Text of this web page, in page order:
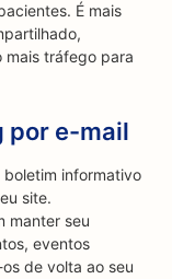
É mais
mais tráfego para
por e-mail
boletim informativo
site.
manter seu
eventos
de volta ao seu